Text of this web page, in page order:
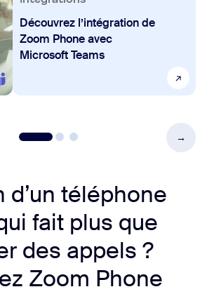
Découvrez l’intégration de
Zoom Phone avec
Microsoft Teams
d’un téléphone
fait plus que
des appels ?
Zoom Phone